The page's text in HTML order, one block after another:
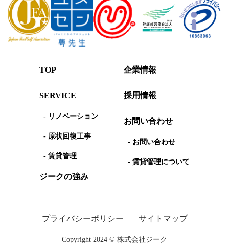
TOP
SERVICE
- リノベーション
- 原状回復工事
- 賃貸管理
ジークの強み
企業情報
採用情報
お問い合わせ
- お問い合わせ
- 賃貸管理について
プライバシーポリシー サイトマップ
Copyright 2024 © 株式会社ジーク